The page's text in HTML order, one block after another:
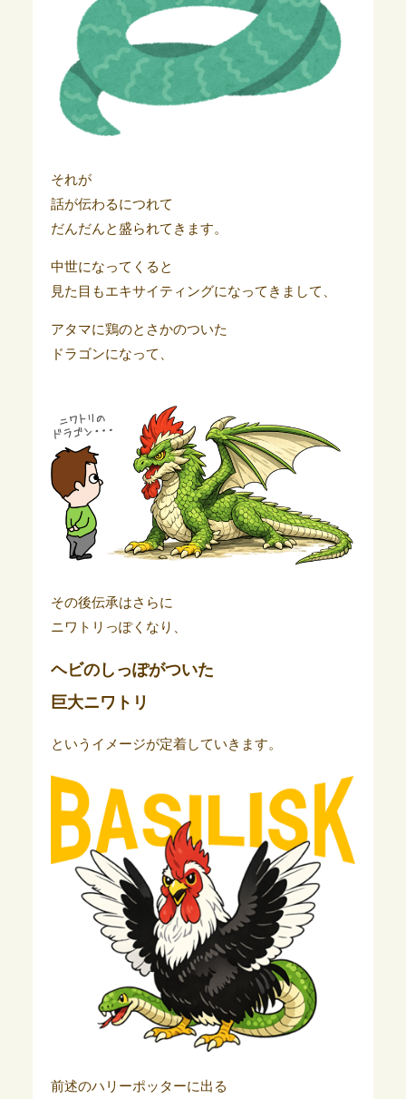
それが
話が伝わるにつれて
だんだんと盛られてきます。
中世になってくると
見た目もエキサイティングになってきまして、
アタマに鶏のとさかのついた
ドラゴンになって、
その後伝承はさらに
ニワトリっぽくなり、
ヘビのしっぽがついた
巨大ニワトリ
というイメージが定着していきます。
前述のハリーポッターに出る